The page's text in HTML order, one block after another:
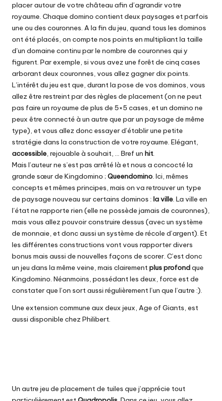
placer autour de votre château afin d’agrandir votre
royaume. Chaque domino contient deux paysages et parfois
une ou des couronnes. A la fin du jeu, quand tous les dominos
ont été placés, on compte nos points en multipliant la taille
d’un domaine continu par le nombre de couronnes qui y
figurent. Par exemple, si vous avez une forêt de cinq cases
arborant deux couronnes, vous allez gagner dix points.
L’intérêt du jeu est que, durant la pose de vos dominos, vous
allez être restreint par des règles de placement (on ne peut
pas faire un royaume de plus de 5×5 cases, et un domino ne
peux être connecté à un autre que par un paysage de même
type), et vous allez donc essayer d’établir une petite
stratégie dans la construction de votre royaume. Elégant,
accessible, rejouable à souhait, … Bref un hit.
Mais l’auteur ne s’est pas arrêté là et nous a concocté la
grande sœur de Kingdomino ; Queendomino. Ici, mêmes
concepts et mêmes principes, mais on va retrouver un type
de paysage nouveau sur certains dominos : la ville. La ville en
l’état ne rapporte rien (elle ne possède jamais de couronnes),
mais vous allez pouvoir construire dessus (avec un système
de monnaie, et donc aussi un système de récole d’argent). Et
les différentes constructions vont vous rapporter divers
bonus mais aussi de nouvelles façons de scorer. C’est donc
un jeu dans la même veine, mais clairementplus profondque
Kingdomino. Néanmoins, possédant les deux, force est de
constater que l’on sort aussi régulièrement l’un que l’autre :).
Une extension commune aux deux jeux, Age of Giants, est
aussi disponible chez Philibert.
Un autre jeu de placement de tuiles que j’apprécie tout